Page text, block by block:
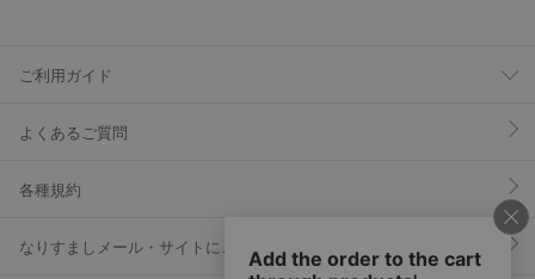
ご利用ガイド
よくあるご質問
各種規約
なりすましメール・サイトにご注意ください